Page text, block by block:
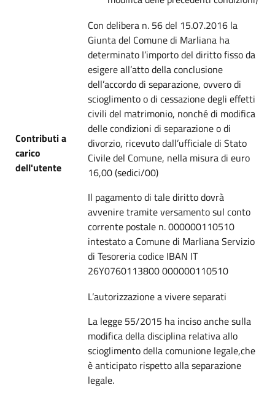
Contributi a
carico
dell'utente
Con delibera n. 56 del 15.07.2016 la
Giunta del Comune di Marliana ha
determinato l’importo del diritto fisso da
esigere all’atto della conclusione
dell’accordo di separazione, ovvero di
scioglimento o di cessazione degli effetti
civili del matrimonio, nonché di modifica
delle condizioni di separazione o di
divorzio, ricevuto dall’ufficiale di Stato
Civile del Comune, nella misura di euro
16,00 (sedici/00)
Il pagamento di tale diritto dovrà
avvenire tramite versamento sul conto
corrente postale n. 000000110510
intestato a Comune di Marliana Servizio
di Tesoreria codice IBAN IT
26Y0760113800 000000110510
L’autorizzazione a vivere separati
La legge 55/2015 ha inciso anche sulla
modifica della disciplina relativa allo
scioglimento della comunione legale,che
è anticipato rispetto alla separazione
legale.